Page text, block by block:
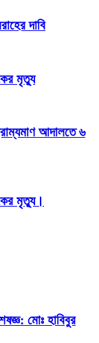
দাবি
মৃত্যু
আদালতে ৬
মৃত্যু।
মোঃ হাবিবুর